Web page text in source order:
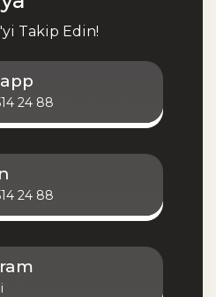
Takip Edin!
24 88
24 88